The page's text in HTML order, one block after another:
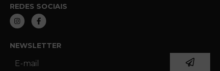
REDES SOCIAIS
NEWSLETTER